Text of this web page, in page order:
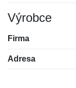
Výrobce
Firma
Adresa